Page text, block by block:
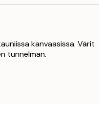
kanvaasissa. Värit
tunnelman.